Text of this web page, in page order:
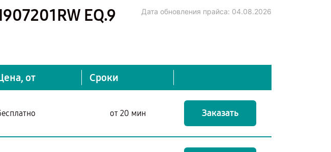
EQ.9
Дата обновления прайса: 04.08.2026
от Сроки
от 20 мин Заказать